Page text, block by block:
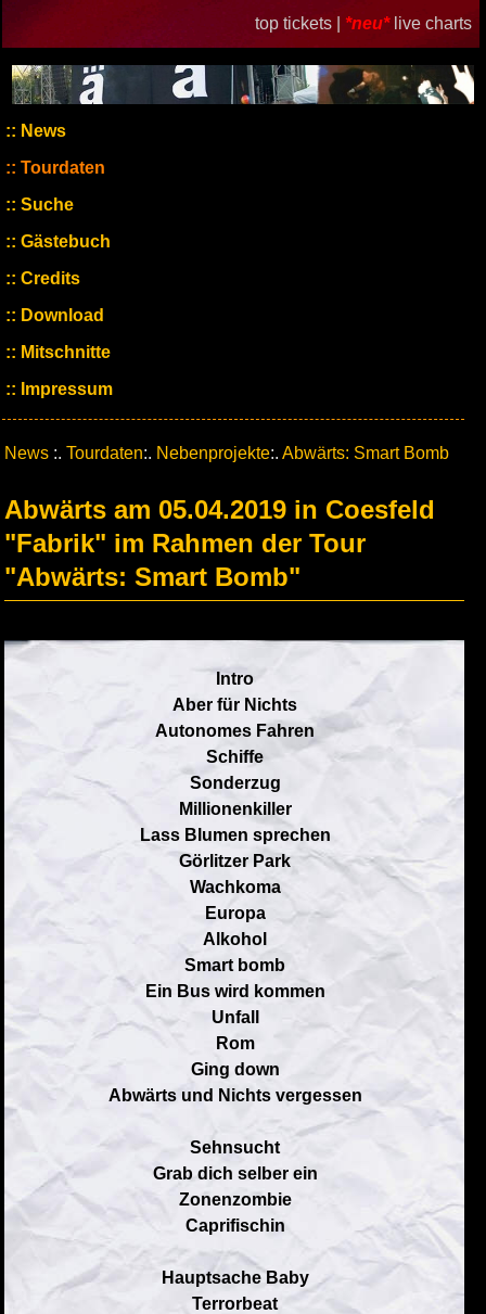
top tickets | *neu* live charts
News
Tourdaten
Suche
Gästebuch
Credits
Download
Mitschnitte
Impressum
News :. Tourdaten:. Nebenprojekte:. Abwärts: Smart Bomb
Abwärts am 05.04.2019 in Coesfeld
"Fabrik" im Rahmen der Tour
"Abwärts: Smart Bomb"
Intro
Aber für Nichts
Autonomes Fahren
Schiffe
Sonderzug
Millionenkiller
Lass Blumen sprechen
Görlitzer Park
Wachkoma
Europa
Alkohol
Smart bomb
Ein Bus wird kommen
Unfall
Rom
Ging down
Abwärts und Nichts vergessen
Sehnsucht
Grab dich selber ein
Zonenzombie
Caprifischin
Hauptsache Baby
Terrorbeat